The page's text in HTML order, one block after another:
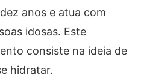
anos e atua com
idosas. Este
consiste na ideia de
hidratar.